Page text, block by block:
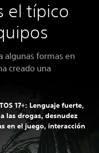
el típico
algunas formas en
creado una
17+: Lenguaje fuerte,
las drogas, desnudez
en el juego, interacción